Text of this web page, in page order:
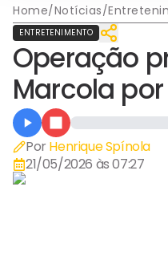
Home/Notícias/
ENTRETENIMENTO
Operação
Marcola
Por Henrique Spínola
21/05/2026 às 07:27